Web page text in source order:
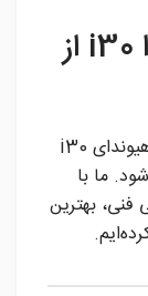
خرید موج‌گیر جلو هیوندا i30 از
، انواع موج‌گیر جلو هیوندای i30
ما با
فنی، بهترین